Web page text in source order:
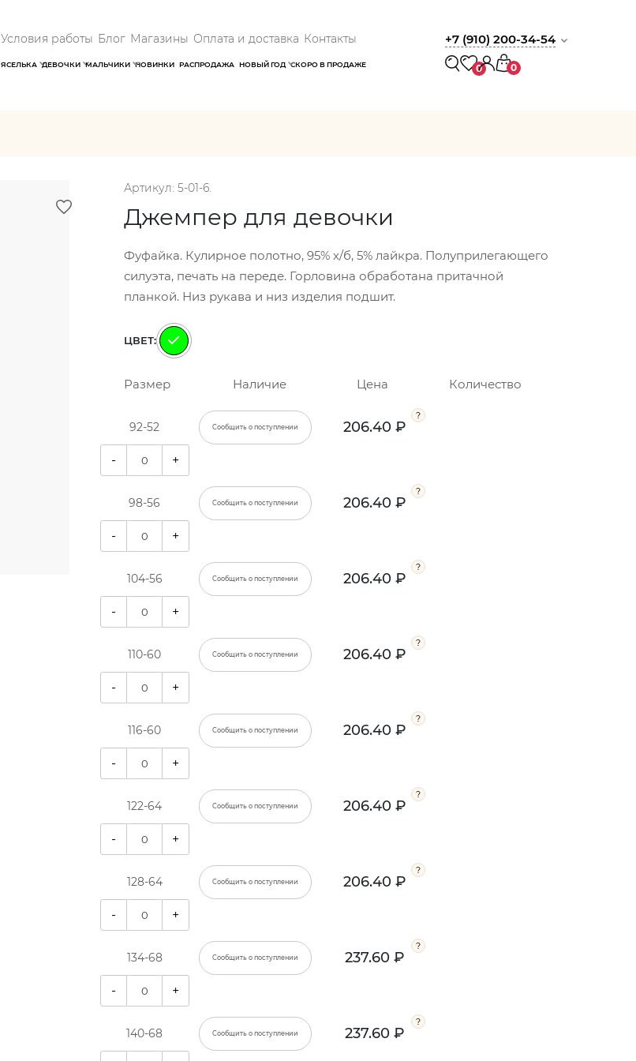
Условия работы Блог Магазины Оплата и доставка Контакты
ЯСЕЛЬКА ДЕВОЧКИ МАЛЬЧИКИ НОВИНКИ РАСПРОДАЖА НОВЫЙ ГОД СКОРО В ПРОДАЖЕ
+7 (910) 200-34-54
0 0
Артикул: 5-01-6.
Джемпер для девочки
Фуфайка. Кулирное полотно, 95% х/б, 5% лайкра. Полуприлегающего
силуэта, печать на переде. Горловина обработана притачной
планкой. Низ рукава и низ изделия подшит.
ЦВЕТ:
Размер Наличие Цена Количество
92-52 Сообщить о поступлении 206.40 ₽
- +
98-56 Сообщить о поступлении 206.40 ₽
- +
104-56 Сообщить о поступлении 206.40 ₽
- +
110-60 Сообщить о поступлении 206.40 ₽
- +
116-60 Сообщить о поступлении 206.40 ₽
- +
122-64 Сообщить о поступлении 206.40 ₽
- +
128-64 Сообщить о поступлении 206.40 ₽
- +
134-68 Сообщить о поступлении 237.60 ₽
- +
140-68 Сообщить о поступлении 237.60 ₽